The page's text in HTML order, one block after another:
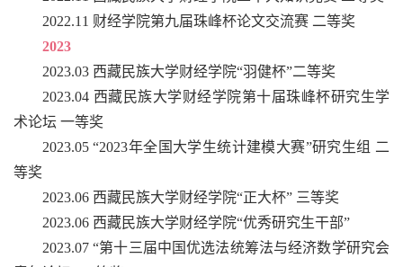
2022.11 财经学院第九届珠峰杯论文交流赛 二等奖
2023
2023.03 西藏民族大学财经学院“羽健杯”二等奖
2023.04 西藏民族大学财经学院第十届珠峰杯研究生学
术论坛 一等奖
2023.05 “2023年全国大学生统计建模大赛”研究生组 二
等奖
2023.06 西藏民族大学财经学院“正大杯” 三等奖
2023.06 西藏民族大学财经学院“优秀研究生干部”
2023.07 “第十三届中国优选法统筹法与经济数学研究会